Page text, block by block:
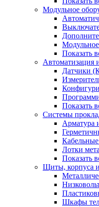
Модульное
Показать
Датчики
Показать
Системы
Арматура
Лотки
Показать
Щиты, корпуса
Шкафы